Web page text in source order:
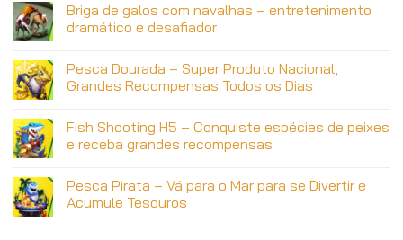
Briga de galos com navalhas – entretenimento
dramático e desafiador
Pesca Dourada – Super Produto Nacional,
Grandes Recompensas Todos os Dias
Fish Shooting H5 – Conquiste espécies de peixes
e receba grandes recompensas
Pesca Pirata – Vá para o Mar para se Divertir e
Acumule Tesouros